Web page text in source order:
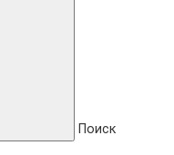
Поиск